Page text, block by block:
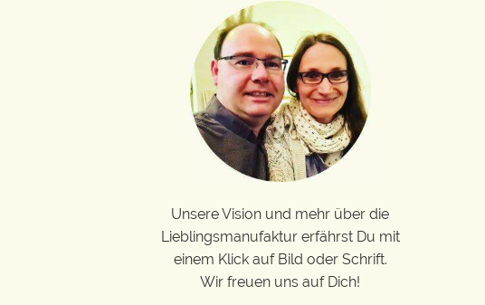
Unsere Vision und mehr über die
Lieblingsmanufaktur erfährst Du mit
einem Klick auf Bild oder Schrift.
Wir freuen uns auf Dich!